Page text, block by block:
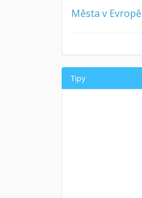
Města v Evropě
Tipy